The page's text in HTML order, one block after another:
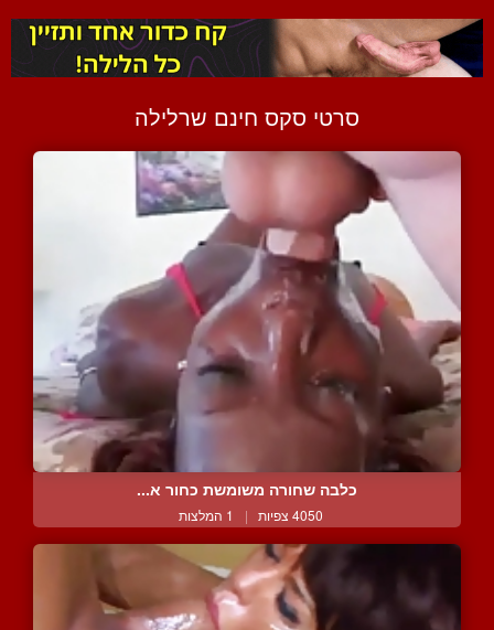
סרטי סקס חינם שרלילה
כלבה שחורה משומשת כחור א...
4050 צפיות | 1 המלצות